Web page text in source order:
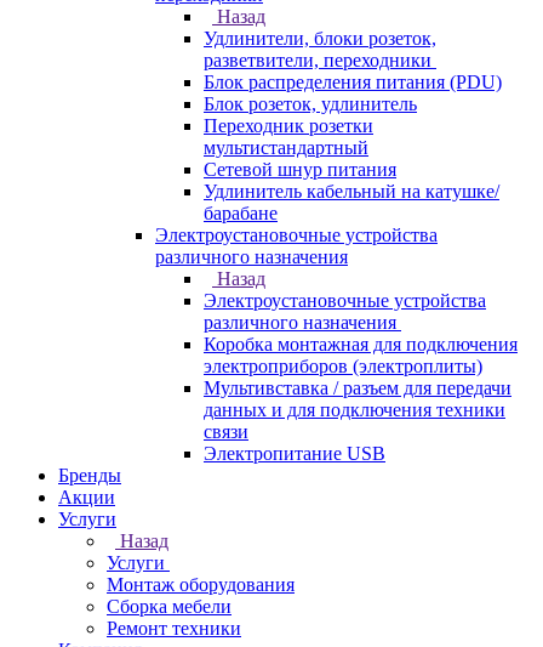
Назад
Удлинители, блоки розеток,
разветвители, переходники
Блок распределения питания (PDU)
Блок розеток, удлинитель
Переходник розетки
мультистандартный
Сетевой шнур питания
Удлинитель кабельный на катушке/
барабане
Электроустановочные устройства
различного назначения
Назад
Электроустановочные устройства
различного назначения
Коробка монтажная для подключения
электроприборов (электроплиты)
Мультивставка / разъем для передачи
данных и для подключения техники
связи
Электропитание USB
Бренды
Акции
Услуги
Назад
Услуги
Монтаж оборудования
Сборка мебели
Ремонт техники